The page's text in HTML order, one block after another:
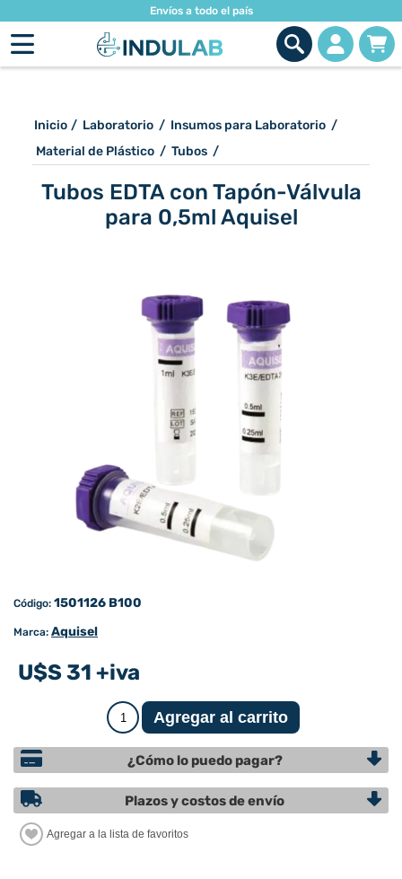
Envíos a todo el país
Inicio / Laboratorio / Insumos para Laboratorio /
Material de Plástico / Tubos /
Tubos EDTA con Tapón-Válvula
para 0,5ml Aquisel
Código: 1501126 B100
Marca: Aquisel
U$S 31 +iva
¿Cómo lo puedo pagar?
Plazos y costos de envío